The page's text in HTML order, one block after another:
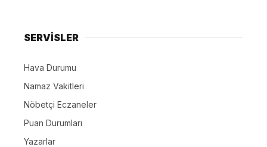
SERVİSLER
Hava Durumu
Namaz Vakitleri
Nöbetçi Eczaneler
Puan Durumları
Yazarlar